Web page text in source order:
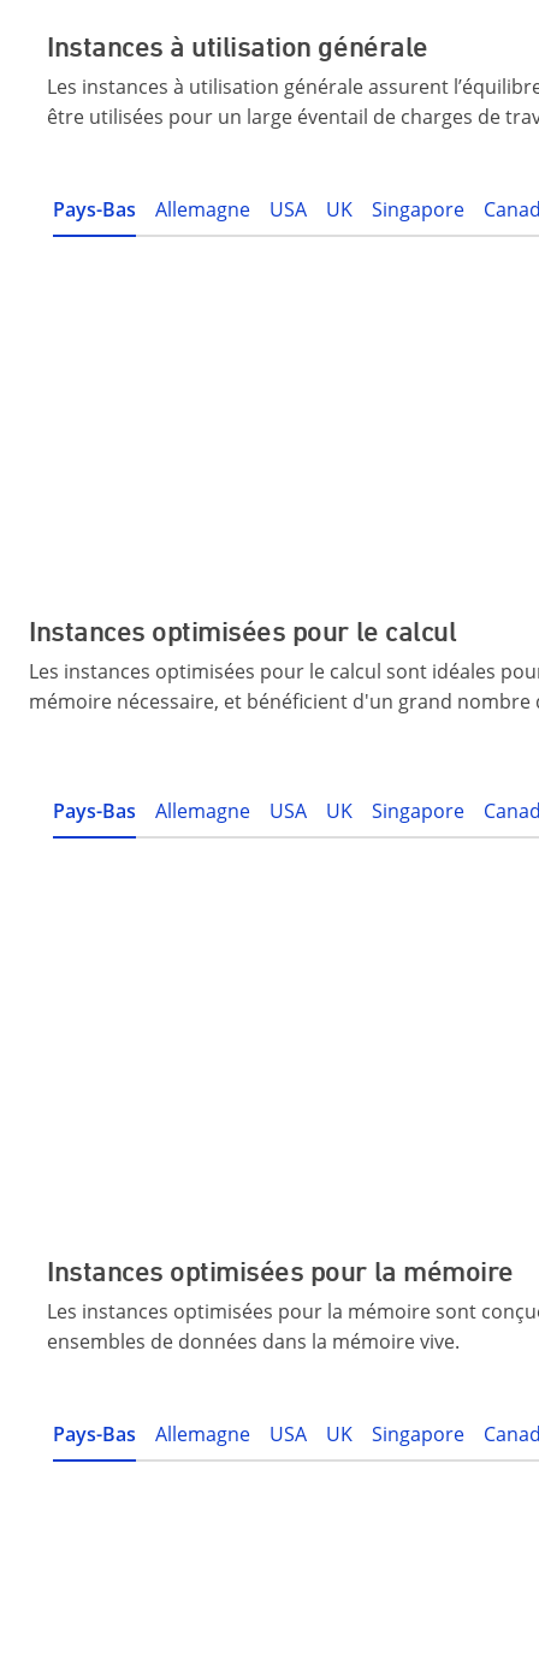
Instances à utilisation générale
Les instances à utilisation générale assurent
être utilisées pour un large éventail de charges de
Pays-Bas Allemagne USA UK Singapore
Instances optimisées pour le calcul
Les instances optimisées pour le calcul sont idéales
mémoire nécessaire, et bénéficient d'un grand
Pays-Bas Allemagne USA UK Singapore
Instances optimisées pour la mémoire
Les instances optimisées pour la mémoire sont
ensembles de données dans la mémoire vive.
Pays-Bas Allemagne USA UK Singapore